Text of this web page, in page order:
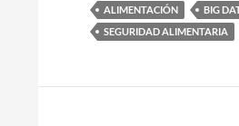
ALIMENTACIÓN BIG
SEGURIDAD ALIMENTARIA